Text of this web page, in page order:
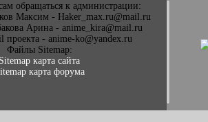
обращаться к администрации:
Максим - Haker_max.ru@mail.ru
Арина - anime_kira@mail.ru
- anime-ko@yandex.ru
Файлы Sitemap:
Sitemap карта сайта
карта форума